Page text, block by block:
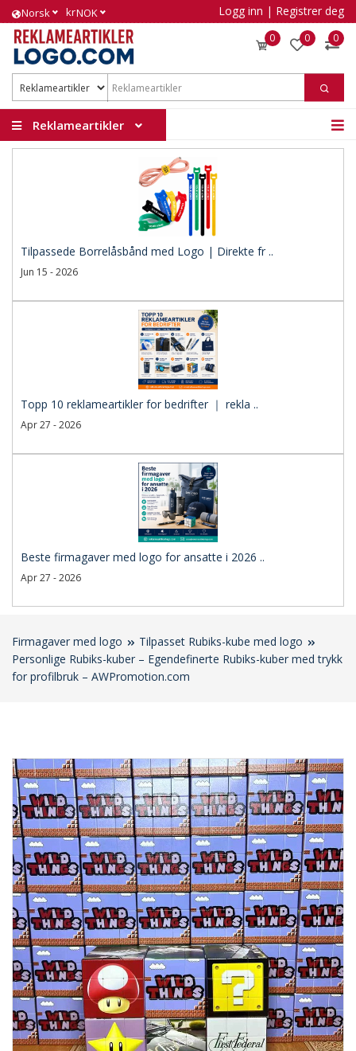
Norsk krNOK Logg inn | Registrer deg
0 0 0
Reklameartikler
Tilpassede Borrelåsbånd med Logo | Direkte fr ..
Jun 15 - 2026
Topp 10 reklameartikler for bedrifter ｜ rekla ..
Apr 27 - 2026
Beste firmagaver med logo for ansatte i 2026 ..
Apr 27 - 2026
Firmagaver med logo
Tilpasset Rubiks-kube med logo
Personlige Rubiks-kuber – Egendefinerte Rubiks-kuber med trykk
for profilbruk – AWPromotion.com